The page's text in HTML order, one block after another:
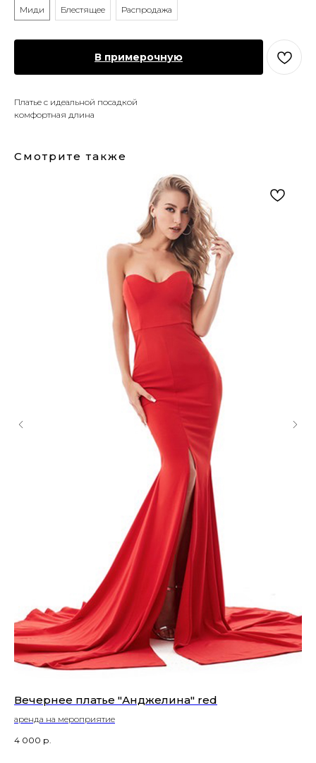
Миди
Блестящее Распродажа
В примерочную
Платье с идеальной посадкой
комфортная длина
Смотрите также
Вечернее платье "Анджелина" red
аренда на мероприятие
4 000 р.